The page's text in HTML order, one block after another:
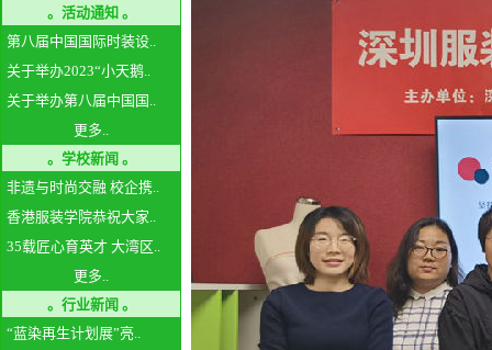
。活动通知 。
第八届中国国际时装设..
关于举办2023“小天鹅..
关于举办第八届中国国..
更多..
。学校新闻 。
非遗与时尚交融 校企携..
香港服装学院恭祝大家..
35载匠心育英才 大湾区..
更多..
。行业新闻 。
“蓝染再生计划展”亮..